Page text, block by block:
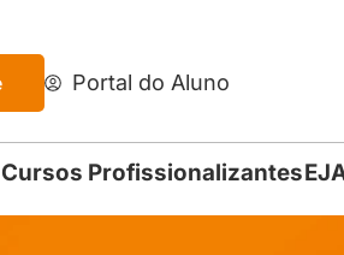
Portal do Aluno
Cursos Profissionalizantes